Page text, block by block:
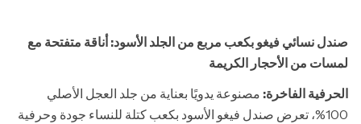
صندل نسائي فيغو بكعب مربع من الجلد الأسود: أناقة متفتحة مع
لمسات من الأحجار الكريمة
الحرفية الفاخرة: مصنوعة يدويًا بعناية من جلد العجل الأصلي
100%، تعرض صندل فيغو الأسود بكعب كتلة للنساء جودة وحرفية